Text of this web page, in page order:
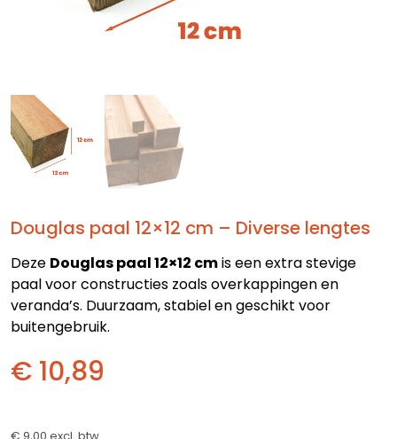
Douglas paal 12×12 cm – Diverse lengtes
Deze Douglas paal 12×12 cmis een extra stevige
paal voor constructies zoals overkappingen en
veranda’s. Duurzaam, stabiel en geschikt voor
buitengebruik.
€ 10,89